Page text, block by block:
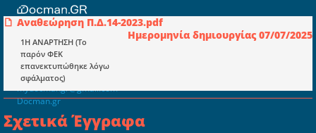
Αναθεώρηση Π.Δ.14-2023.pdf
Ημερομηνία δημιουργίας 07/07/2025
1Η ΑΝΑΡΤΗΣΗ (Το
παρόν ΦΕΚ
επανεκτυπώθηκε λόγω
σφάλματος)
Σχετικά Έγγραφα
Συμβουλευτική ελεγκτική ιδιωτική
κεφαλαιουχική εταιρεία Ι.Κ.Ε
ΤΗΛ: 698 18 25 733
ΤΗΛ: 698 18 25 732
mydocmangr@gmail.com
Docman.gr